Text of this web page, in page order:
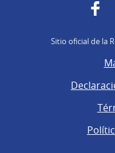
Sitio oficial de la